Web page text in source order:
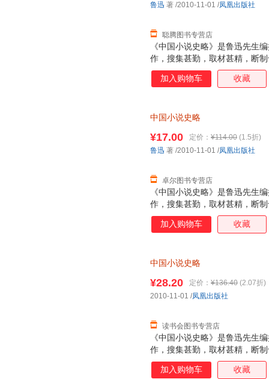
《中国小说史略》是鲁迅先生
作，搜集甚勤，取材甚精，断
义的学术著作。全书共有28篇
始于神话与传说，迄于清末谴
聪腾图书专营店
鲁迅 著 /2010-11-01 /凤凰出版社
加入购物车 收藏
中国小说史略
《中国小说史略》是鲁迅先生
作，搜集甚勤，取材甚精，断
义的学术著作。全书共有28篇
始于神话与传说，迄于清末谴
¥17.00 定价： ¥114.00 (1.5折)
卓尔图书专营店
鲁迅 著 /2010-11-01 /凤凰出版社
加入购物车 收藏
中国小说史略
《中国小说史略》是鲁迅先生
作，搜集甚勤，取材甚精，断
义的学术著作。全书共有28篇
始于神话与传说，迄于清末谴
¥28.20 定价： ¥136.40 (2.07折)
读书会图书专营店
2010-11-01 /凤凰出版社
加入购物车 收藏